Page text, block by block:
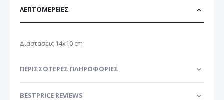
ΛΕΠΤΟΜΈΡΕΙΕΣ
Διαστασεις 14x10 cm
ΠΕΡΙΣΣΌΤΕΡΕΣ ΠΛΗΡΟΦΟΡΊΕΣ
BESTPRICE REVIEWS